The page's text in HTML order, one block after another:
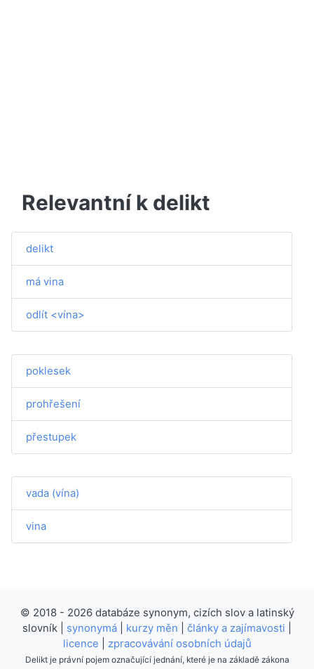
Relevantní k delikt
delikt
má vina
odlít <vína>
poklesek
prohřešení
přestupek
vada (vína)
vina
© 2018 - 2026 databáze synonym, cizích slov a latinský
slovník | synonymá kurzy měn články a zajímavosti
licence
zpracovávání osobních údajů
Delikt je právní pojem označující jednání, které je na základě zákona